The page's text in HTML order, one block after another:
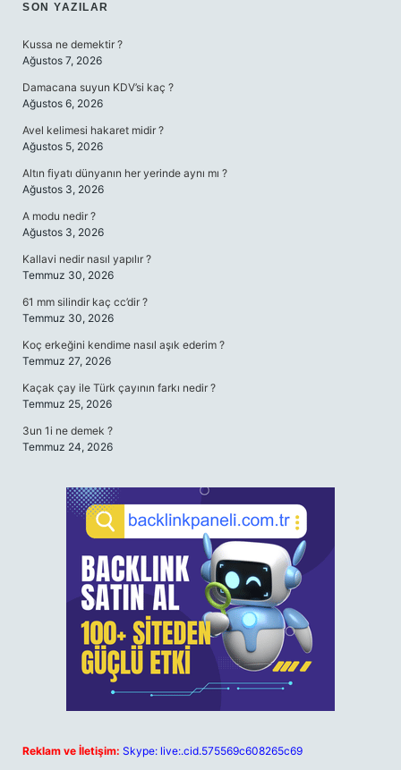
SIDEBAR
SON YAZILAR
Kussa ne demektir ?
Ağustos 7, 2026
Damacana suyun KDV’si kaç ?
Ağustos 6, 2026
Avel kelimesi hakaret midir ?
Ağustos 5, 2026
Altın fiyatı dünyanın her yerinde aynı mı ?
Ağustos 3, 2026
A modu nedir ?
Ağustos 3, 2026
Kallavi nedir nasıl yapılır ?
Temmuz 30, 2026
61 mm silindir kaç cc’dir ?
Temmuz 30, 2026
Koç erkeğini kendime nasıl aşık ederim ?
Temmuz 27, 2026
Kaçak çay ile Türk çayının farkı nedir ?
Temmuz 25, 2026
3un 1i ne demek ?
Temmuz 24, 2026
Reklam ve İletişim: Skype: live:.cid.575569c608265c69